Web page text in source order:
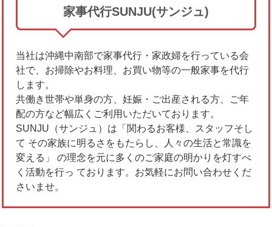
家事代行SUNJU(サンジュ)
当社は沖縄中南部で家事代行・家政婦を行っている会
社で、お掃除やお料理、お買い物等の一般家事を代行
します。
共働き世帯や単身の方、妊娠・ご出産される方、ご年
配の方など幅広くご利用いただいております。
SUNJU（サンジュ）は「関わるお客様、スタッフそし
て その家族に明るさをもたらし、人々の生活と常識を
変える」 の理念を元に多くのご家庭の明かりを灯すべ
く活動を行っ ております。お気軽にお問い合わせくだ
さいませ。